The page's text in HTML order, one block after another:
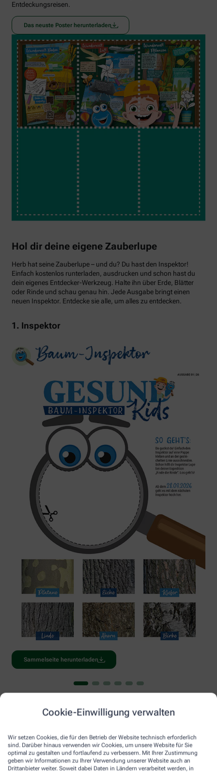
Cookie-Einwilligung verwalten
Wir setzen Cookies, die für den Betrieb der Website technisch erforderlich
sind. Darüber hinaus verwenden wir Cookies, um unsere Website für Sie
optimal zu gestalten und fortlaufend zu verbessern. Mit Ihrer Zustimmung
geben wir Informationen zu Ihrer Verwendung unserer Website auch an
Drittanbieter weiter. Soweit dabei Daten in Ländern verarbeitet werden, in
Entdeckungsreisen.
Das neuste Poster herunterladen
Hol dir deine eigene Zauberlupe
Herb hat seine Zauberlupe – und du? Du hast den Inspektor!
Einfach kostenlos runterladen, ausdrucken und schon hast du
dein eigenes Entdecker-Werkzeug. Halte ihn über Erde, Blätter
oder Rinde und schau genau hin. Jede Ausgabe bringt einen
neuen Inspektor. Entdecke sie alle, um alles zu entdecken.
1. Inspektor
Sammelseite herunterladen
Ausgaben?
Du hast noch nicht genug von Gesund Kids? Dann entdecke
unsere anderen Ausgaben von Gesund Kids mit vielen
spannenden Fakten und Geschichten rund ums Thema Natur
und Gesundheit.